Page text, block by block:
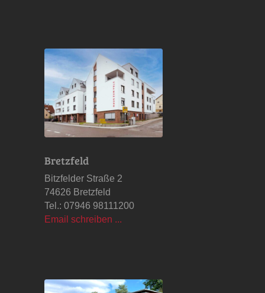
Bretzfeld
Bitzfelder Straße 2
74626 Bretzfeld
Tel.: 07946 98111200
Email schreiben ...